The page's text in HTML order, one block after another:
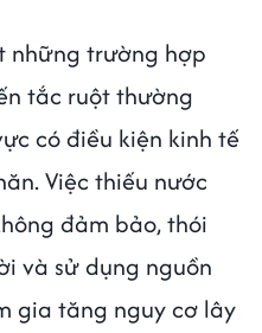
những trường hợp
tắc ruột thường
có điều kiện kinh tế
Việc thiếu nước
đảm bảo, thói
và sử dụng nguồn
gia tăng nguy cơ lây